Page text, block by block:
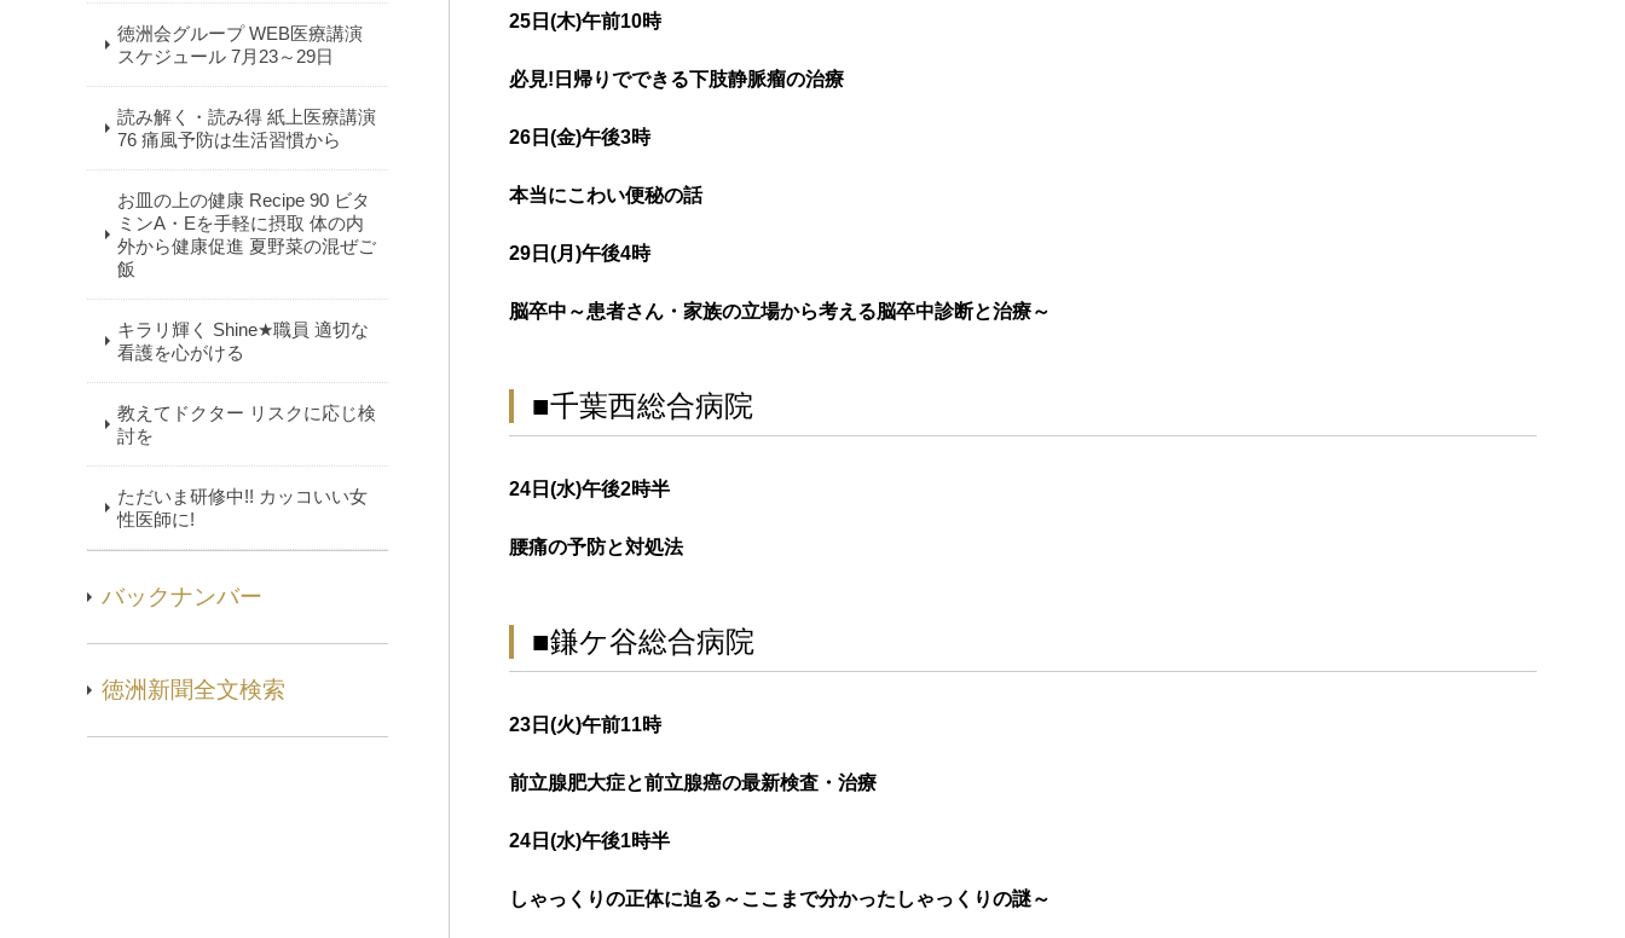
徳洲会グループ WEB医療講演
スケジュール 7月23～29日
読み解く・読み得 紙上医療講演
76 痛風予防は生活習慣から
お皿の上の健康 Recipe 90 ビタ
ミンA・Eを手軽に摂取 体の内
外から健康促進 夏野菜の混ぜご
飯
キラリ輝く Shine★職員 適切な
看護を心がける
教えてドクター リスクに応じ検
討を
ただいま研修中!! カッコいい女
性医師に!
バックナンバー
徳洲新聞全文検索
25日(木)午前10時
必見!日帰りでできる下肢静脈瘤の治療
26日(金)午後3時
本当にこわい便秘の話
29日(月)午後4時
脳卒中～患者さん・家族の立場から考える脳卒中診断と治療～
■千葉西総合病院
24日(水)午後2時半
腰痛の予防と対処法
■鎌ケ谷総合病院
23日(火)午前11時
前立腺肥大症と前立腺癌の最新検査・治療
24日(水)午後1時半
しゃっくりの正体に迫る～ここまで分かったしゃっくりの謎～